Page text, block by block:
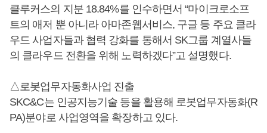
클루커스의 지분 18.84%를 인수하면서 “마이크로소프
트의 애저 뿐 아니라 아마존웹서비스, 구글 등 주요 클라
우드 사업자들과 협력 강화를 통해서 SK그룹 계열사들
의 클라우드 전환을 위해 노력하겠다”고 설명했다.
△로봇업무자동화사업 진출
SKC&C는 인공지능기술 등을 활용해 로봇업무자동화(R
PA)분야로 사업영역을 확장하고 있다.